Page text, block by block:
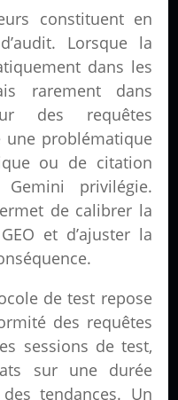
constituent en
Lorsque la
dans les
rarement dans
des requêtes
une problématique
ou de citation
privilégie.
de calibrer la
et d’ajuster la
de test repose
des requêtes
sessions de test,
sur une durée
tendances. Un